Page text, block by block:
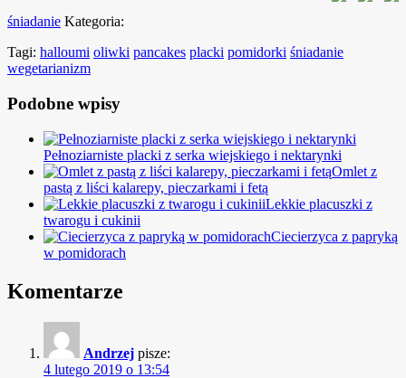
śniadanie Kategoria:
Tagi: halloumi oliwki pancakes placki pomidorki śniadanie
wegetarianizm
Podobne wpisy
Pełnoziarniste placki z serka wiejskiego i nektarynki
Omlet z
pastą z liści kalarepy, pieczarkami i fetą
Lekkie placuszki z
twarogu i cukinii
Ciecierzyca z papryką
w pomidorach
Komentarze
Andrzej pisze:
4 lutego 2019 o 13:54